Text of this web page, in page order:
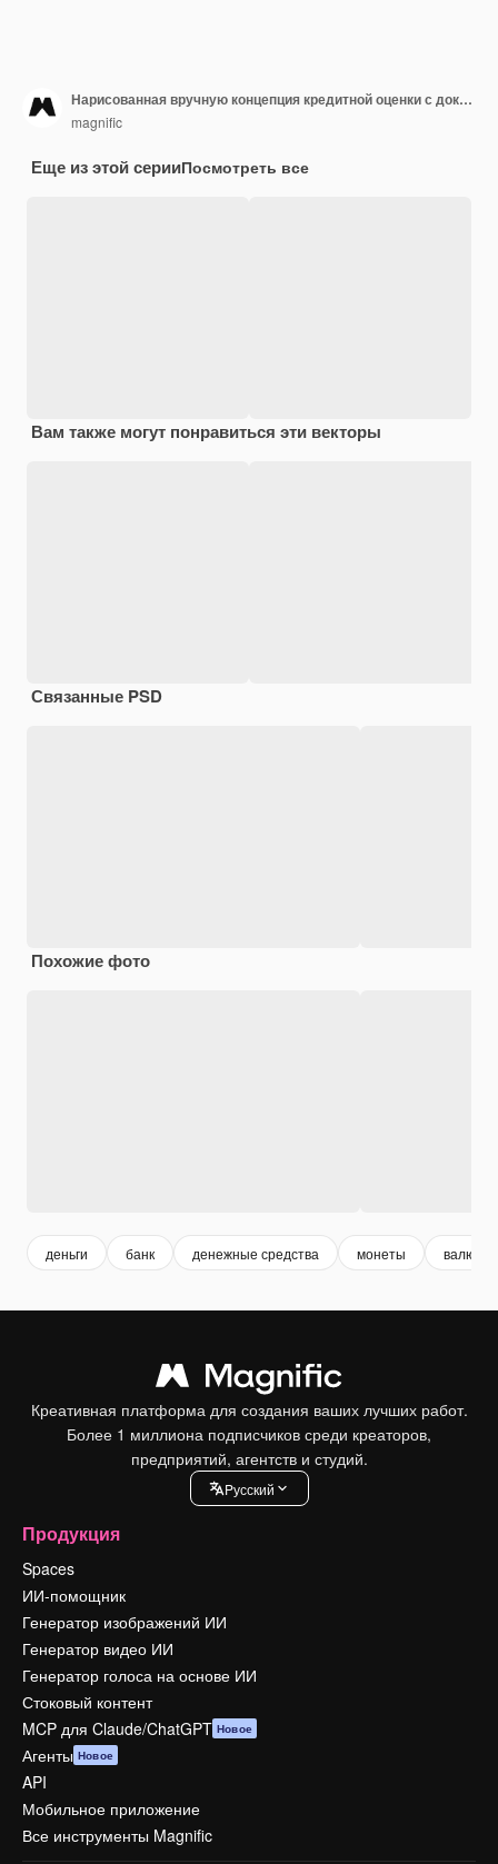
Нарисованная вручную концепция кредитной оценки с документами
magnific
Еще из этой серииПосмотреть все
Вам также могут понравиться эти векторы
Связанные PSD
Похожие фото
деньги банк денежные средства монеты валюта
Креативная платформа для создания ваших лучших работ.
Более 1 миллиона подписчиков среди креаторов,
предприятий, агентств и студий.
Pусский
Продукция
Spaces
ИИ-помощник
Генератор изображений ИИ
Генератор видео ИИ
Генератор голоса на основе ИИ
Стоковый контент
MCP для Claude/ChatGPT Новое
Агенты Новое
API
Мобильное приложение
Все инструменты Magnific